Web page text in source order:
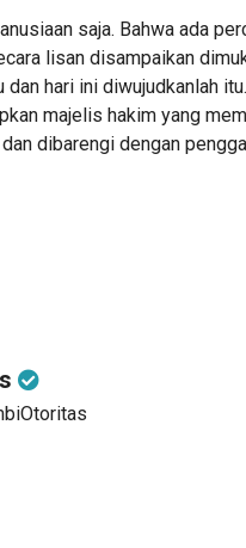
saja. Bahwa ada
lisan disampaikan
hari ini diwujudkanlah
majelis hakim yang
dibarengi dengan